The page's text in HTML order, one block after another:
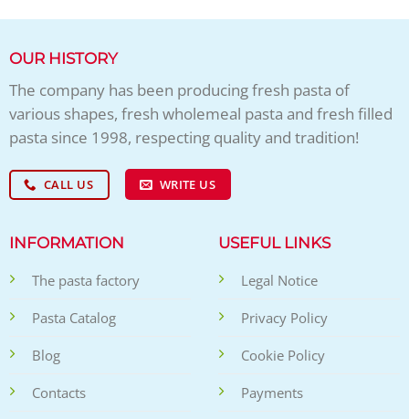
OUR HISTORY
The company has been producing fresh pasta of
various shapes, fresh wholemeal pasta and fresh filled
pasta since 1998, respecting quality and tradition!
CALL US WRITE US
INFORMATION
The pasta factory
Pasta Catalog
Blog
Contacts
USEFUL LINKS
Legal Notice
Privacy Policy
Cookie Policy
Payments